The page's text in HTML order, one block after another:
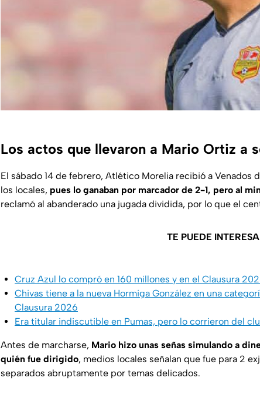
Los actos que llevaron a Mario Ortiz a
El sábado 14 de febrero, Atlético Morelia recibió a Venados
los locales, pues lo ganaban por marcador de 2-1, pero al
reclamó al abanderado una jugada dividida, por lo que el
TE PUEDE
Cruz Azul lo compró en 160 millones y en el Clausura
Chivas tiene a la nueva Hormiga González en una
Clausura 2026
Era titular indiscutible en Pumas, pero lo corrieron del
Antes de marcharse, Mario hizo unas señas simulando a
quién fue dirigido, medios locales señalan que fue para 2
separados abruptamente por temas delicados.